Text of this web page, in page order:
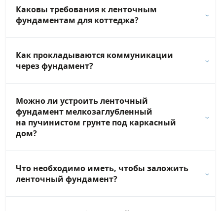
Каковы требования к ленточным
фундаментам для коттеджа?
Как прокладываются коммуникации
через фундамент?
Можно ли устроить ленточный
фундамент мелкозаглубленный
на пучинистом грунте под каркасный
дом?
Что необходимо иметь, чтобы заложить
ленточный фундамент?